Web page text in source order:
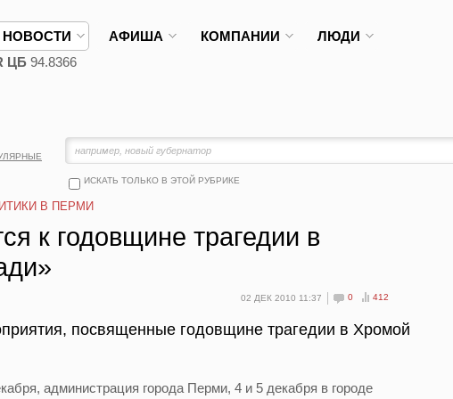
НОВОСТИ АФИША КОМПАНИИ ЛЮДИ
ЦБ 94.8366
ИСКАТЬ ТОЛЬКО В ЭТОЙ РУБРИКЕ
В ПЕРМИ
к годовщине трагедии в
02 ДЕК 2010 11:37 0 412
посвященные годовщине трагедии в Хромой
администрация города Перми, 4 и 5 декабря в городе